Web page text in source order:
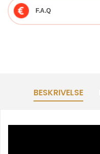
F.A.Q
BESKRIVELSE